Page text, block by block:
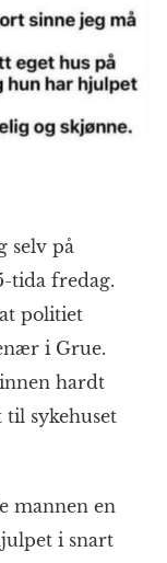
selv på
tida fredag.
politiet
i Grue.
hardt
til sykehuset
mannen en
i snart